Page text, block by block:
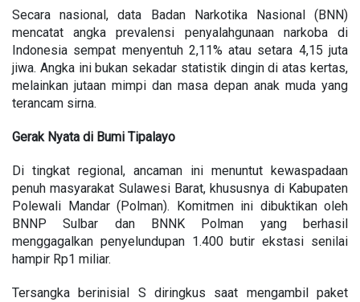
Secara nasional, data Badan Narkotika Nasional (BNN)
mencatat angka prevalensi penyalahgunaan narkoba di
Indonesia sempat menyentuh 2,11% atau setara 4,15 juta
jiwa. Angka ini bukan sekadar statistik dingin di atas kertas,
melainkan jutaan mimpi dan masa depan anak muda yang
terancam sirna.
Gerak Nyata di Bumi Tipalayo
Di tingkat regional, ancaman ini menuntut kewaspadaan
penuh masyarakat Sulawesi Barat, khususnya di Kabupaten
Polewali Mandar (Polman). Komitmen ini dibuktikan oleh
BNNP Sulbar dan BNNK Polman yang berhasil
menggagalkan penyelundupan 1.400 butir ekstasi senilai
hampir Rp1 miliar.
Tersangka berinisial S diringkus saat mengambil paket